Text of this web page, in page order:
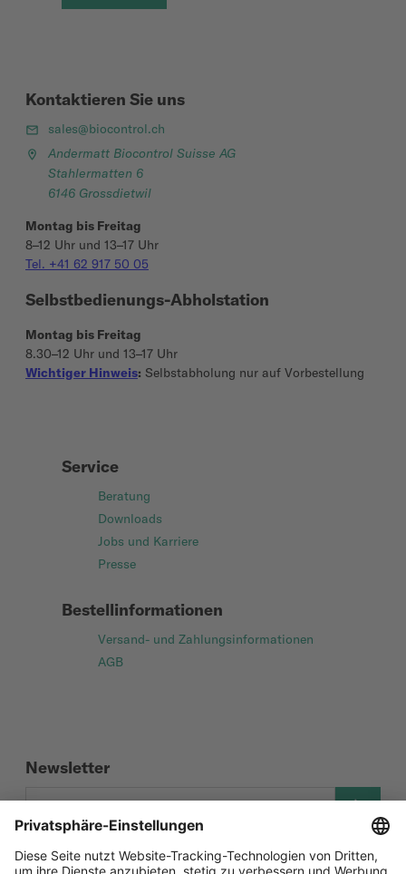
Service
Beratung
Downloads
Jobs und Karriere
Presse
Bestellinformationen
Versand- und Zahlungsinformationen
AGB
Newsletter
Kontaktieren Sie uns
sales@biocontrol.ch
Andermatt Biocontrol Suisse AG
Stahlermatten 6
6146 Grossdietwil
Montag bis Freitag
8–12 Uhr und 13–17 Uhr
Tel. +41 62 917 50 05
Selbstbedienungs-Abholstation
Montag bis Freitag
8.30–12 Uhr und 13–17 Uhr
Wichtiger Hinweis: Selbstabholung nur auf Vorbestellung